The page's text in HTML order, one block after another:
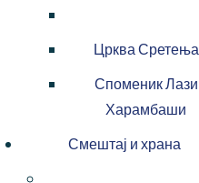
Црква Сретења
Споменик Лази
Харамбаши
Смештај и храна